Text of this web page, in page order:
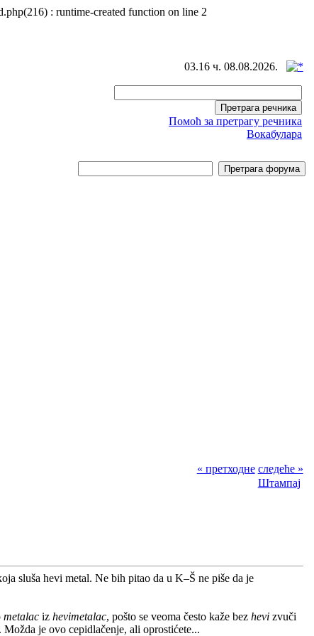
: runtime-created function on line 2
03.16 ч. 08.08.2026.
Помоћ за претрагу речника
Вокабулара
« претходне следеће »
Штампај
sluša hevi metal. Ne bih pitao da u K–Š ne piše da je
metalac iz hevimetalac, pošto se veoma često kaže bez hevi zvuči
je ovo cepidlačenje, ali oprostićete...